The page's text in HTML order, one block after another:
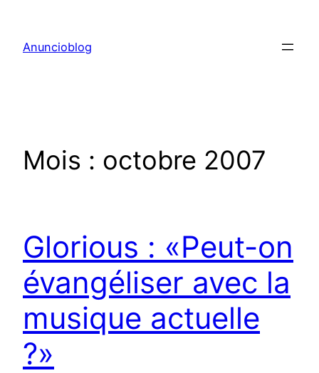
contenu
Anuncioblog
Mois : octobre 2007
Glorious : «Peut-on
évangéliser avec la
musique actuelle
?»